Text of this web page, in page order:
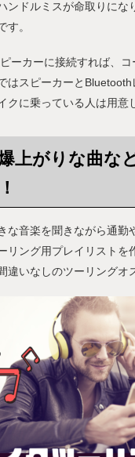
ンドルミスが命取りに
す。
ーカーに接続すれば、
はスピーカーと
に乗っている人は用意
上がりな曲な
な音楽を聞きながら通勤
ング用プレイリストを
いなしのツーリングオ